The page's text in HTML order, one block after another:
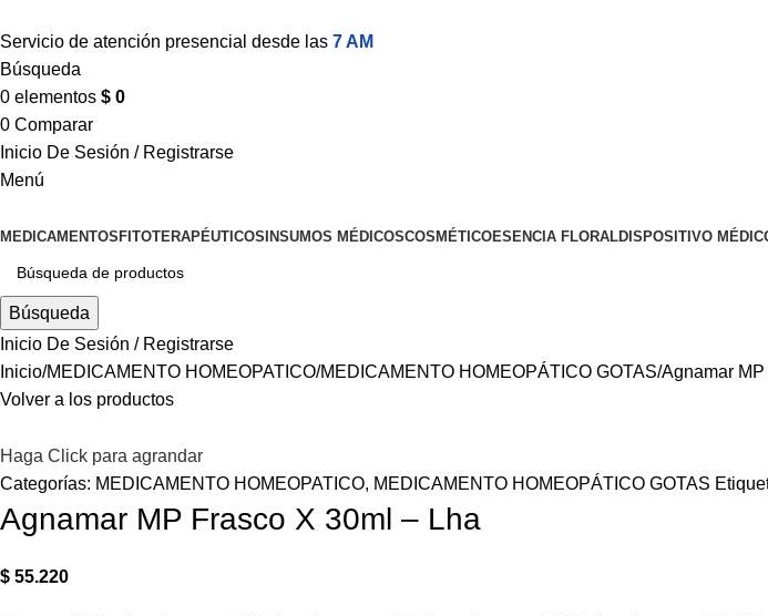
Servicio de atención presencial desde las 7 AM
Búsqueda
0 elementos $ 0
0 Comparar
Inicio De Sesión / Registrarse
Menú
MEDICAMENTOS FITOTERAPÉUTICOS INSUMOS MÉDICOSCOSMÉTICOESENCIA FLORALDISPOSITIVO
Búsqueda
Inicio De Sesión / Registrarse
Inicio MEDICAMENTO HOMEOPATICO MEDICAMENTO HOMEOPÁTICO GOTAS Agnamar
Volver a los productos
Haga Click para agrandar
Categorías: MEDICAMENTO HOMEOPATICO, MEDICAMENTO HOMEOPÁTICO GOTAS
Agnamar MP Frasco X 30ml – Lha
$ 55.220